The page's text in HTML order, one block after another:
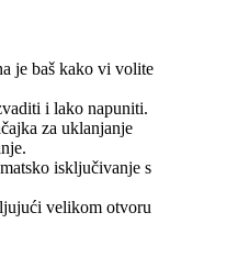
je baš kako vi volite
i lako napuniti.
za uklanjanje
isključivanje s
velikom otvoru